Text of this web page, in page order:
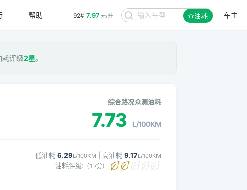
92# 7.97 元/升 查油耗 车主
帮助
评级2星。
综合路况众测油耗
7.73 L/100KM
低油耗 6.29L/100KM | 高油耗 9.17L/100KM
油耗评级: （1.7分）